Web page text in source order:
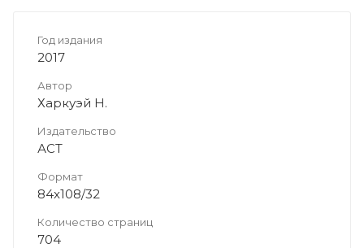
Год издания
2017
Автор
Харкуэй Н.
Издательство
АСТ
Формат
84x108/32
Количество страниц
704